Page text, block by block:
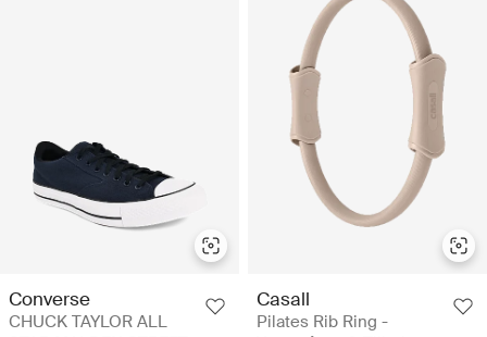
Converse
CHUCK TAYLOR ALL
Casall
Pilates Rib Ring -